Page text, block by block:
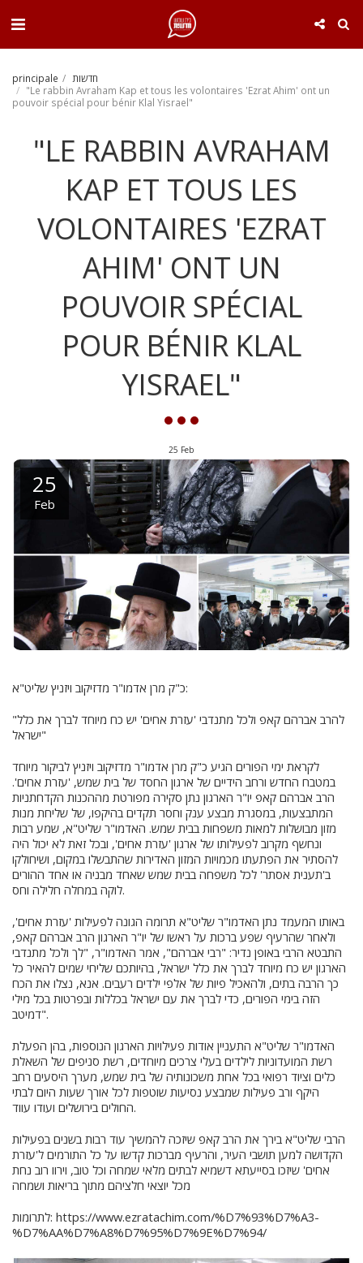
principale
חדשות
"Le rabbin Avraham Kap et tous les volontaires 'Ezrat Ahim' ont un
pouvoir spécial pour bénir Klal Yisrael"
"LE RABBIN AVRAHAM
KAP ET TOUS LES
VOLONTAIRES 'EZRAT
AHIM' ONT UN
POUVOIR SPÉCIAL
POUR BÉNIR KLAL
YISRAEL"
25 Feb
25
Feb
כ"ק מרן אדמו"ר מדזיקוב ויזניץ שליט"א:
"להרב אברהם קאפ ולכל מתנדבי 'עזרת אחים' יש כח מיוחד לברך את כלל
ישראל"
לקראת ימי הפורים הגיע כ"ק מרן אדמו"ר מדזיקוב ויזניץ לביקור מיוחד
במטבח החדש ורחב הידיים של ארגון החסד של בית שמש, 'עזרת אחים'.
הרב אברהם קאפ יו"ר הארגון נתן סקירה מפורטת מההכנות הקדחתניות
המתבצעות, במסגרת מבצע ענק וחסר תקדים בהיקפו, של שליחת מנות
מזון מבושלות למאות משפחות בבית שמש. האדמו"ר שליט"א, שמע רבות
ונחשף מקרוב לפעילותו של ארגון 'עזרת אחים', ובכל זאת לא יכול היה
להסתיר את הפתעתו מכמויות המזון האדירות שהתבשלו במקום, ושיחולקו
ב'תענית אסתר' לכל משפחה בבית שמש שאחד מבניה או אחד ההורים
לוקה במחלה חלילה וחס.
באותו המעמד נתן האדמו"ר שליט"א תרומה הגונה לפעילות 'עזרת אחים',
ולאחר שהרעיף שפע ברכות על ראשו של יו"ר הארגון הרב אברהם קאפ,
התבטא הרבי באופן נדיר: "רבי אברהם", אמר האדמו"ר, "לך ולכל מתנדבי
הארגון יש כח מיוחד לברך את כלל ישראל, בהיותכם שליחי שמים להאיר כל
כך הרבה בתים, ולהאכיל פיות של אלפי ילדים רעבים. אנא, נצלו את הכח
הזה בימי הפורים, כדי לברך את עם ישראל בכללות ובפרטות בכל מילי
דמיטב".
האדמו"ר שליט"א התעניין אודות פעילויות הארגון הנוספות, בהן הפעלת
רשת המועדוניות לילדים בעלי צרכים מיוחדים, רשת סניפים של השאלת
כלים וציוד רפואי בכל אחת משכונותיה של בית שמש, מערך היסעים רחב
היקף ורב פעילות שמבצע נסיעות שוטפות לכל אורך שעות היום לבתי
החולים בירושלים ועודו עווד.
הרבי שליט"א בירך את הרב קאפ שיזכה להמשיך עוד רבות בשנים בפעילות
הקדושה למען תושבי העיר, והרעיף מברכות קדשו על כל התורמים ל'עזרת
אחים' שיזכו בסייעתא דשמיא לבתים מלאי שמחה וכל טוב, וירוו רוב נחת
מכל יוצאי חלציהם מתוך בריאות ושמחה
לתרומות: https://www.ezratachim.com/%D7%93%D7%A3-
%D7%AA%D7%A8%D7%95%D7%9E%D7%94/